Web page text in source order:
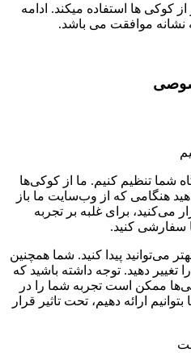
کوکی ها استفاده میکند. ادامه
نشانه موافقت می باشد.
شما تنظیم کنیم. ما از کوکی‌ها
هنگامی که از وب‌سایت ما باز
می‌کنید، برای غلبه بر تجربه
سفارشی کنید.
می‌توانید پیدا کنید. شما همچنین
تغییر دهید. توجه داشته باشید که
ممکن است تجربه شما را در
ارائه دهیم، تحت تاثیر قرار